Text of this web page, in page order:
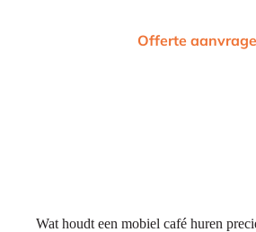
Offerte
Wat houdt een mobiel café huren